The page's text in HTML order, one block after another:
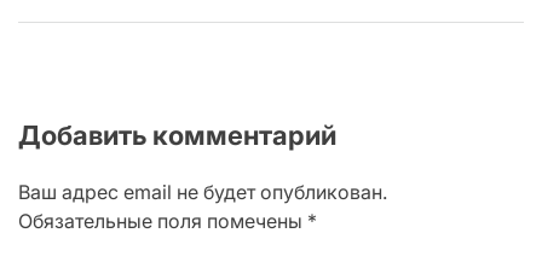
Добавить комментарий
Ваш адрес email не будет опубликован.
Обязательные поля помечены *